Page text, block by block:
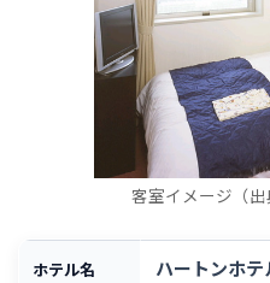
客室イメージ（出
ホテル名 ハートンホテ